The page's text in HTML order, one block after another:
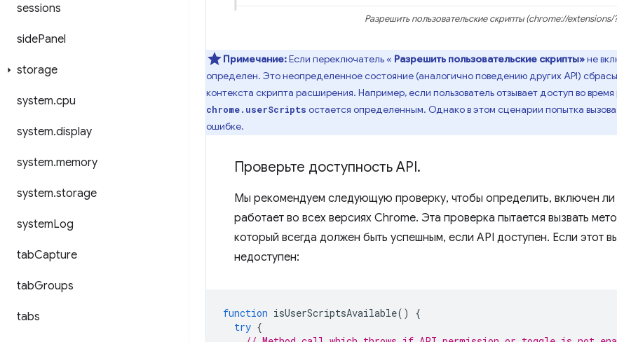
sessions
sidePanel
storage
system.cpu
system.display
system.memory
system.storage
systemLog
tabCapture
tabGroups
tabs
Разрешить пользовательские скрипты (chrome://extensions/
Примечание:Если переключатель « Разрешить пользовательские скрипты»не
определен. Это неопределенное состояние (аналогично поведению других API)
контекста скрипта расширения. Например, если пользователь отзывает доступ во
chrome.userScripts остается определенным. Однако в этом сценарии попытка
ошибке.
Проверьте доступность API.
Мы рекомендуем следующую проверку, чтобы определить, включен ли
работает во всех версиях Chrome. Эта проверка пытается вызвать
который всегда должен быть успешным, если API доступен. Если этот
недоступен:
function isUserScriptsAvailable()
{
try {